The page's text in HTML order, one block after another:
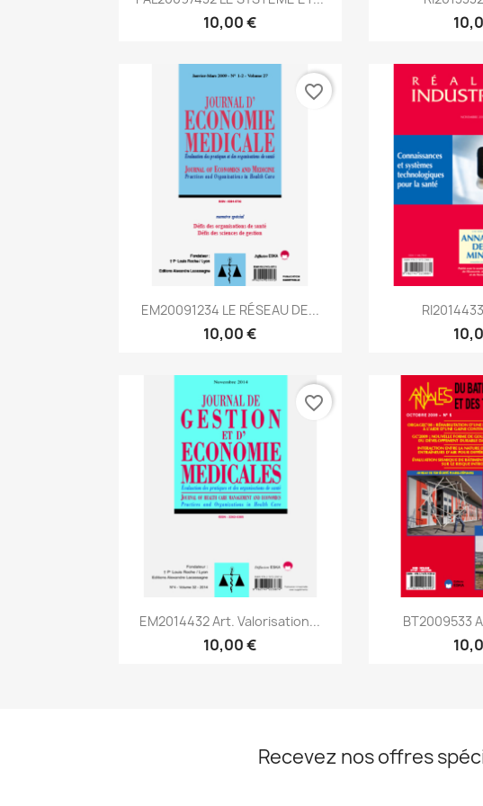
10,00 €
Aperçu rapide
EM20091234 LE RÉSEAU DE...
10,00 €
favorite_border

Aperçu rapide
EM2014432 Art. Valorisation...
10,00 €
favorite_border

BT2009533
Recevez nos offres